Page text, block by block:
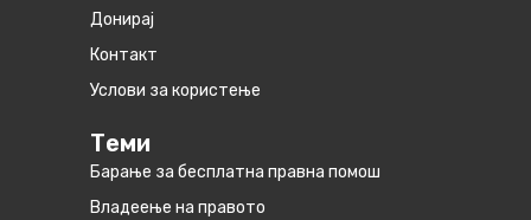
Донирај
Контакт
Услови за користење
Теми
Барање за бесплатна правна помош
Владеење на правото